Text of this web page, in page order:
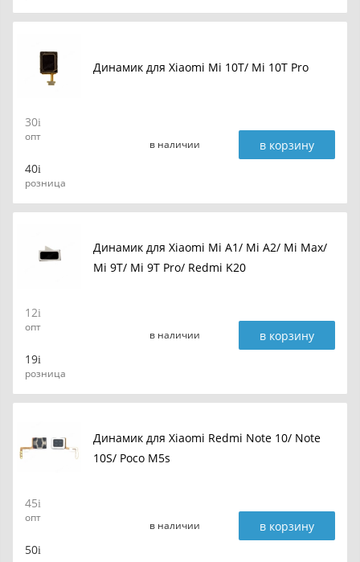
Динамик для Xiaomi Mi 10T/ Mi 10T Pro
30
опт
40
розница
в наличии в корзину
Динамик для Xiaomi Mi A1/ Mi A2/ Mi Max/
Mi 9T/ Mi 9T Pro/ Redmi K20
12
опт
19
розница
в наличии в корзину
Динамик для Xiaomi Redmi Note 10/ Note
10S/ Poco M5s
45
опт
50
в наличии в корзину